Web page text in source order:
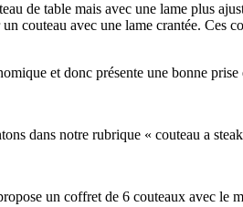
de table mais avec une lame plus
couteau avec une lame crantée. Ces
et donc présente une bonne prise
dans notre rubrique « couteau a
un coffret de 6 couteaux avec le